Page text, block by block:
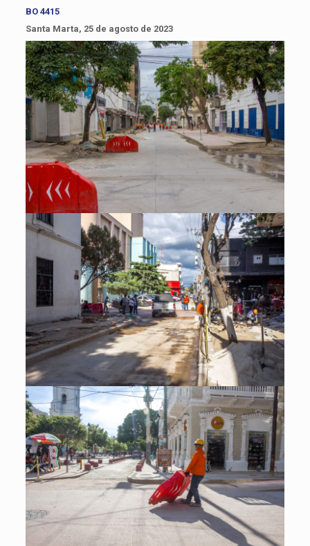
BO 4415
Santa Marta, 25 de agosto de 2023